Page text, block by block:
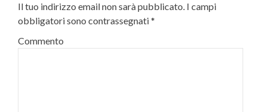
Il tuo indirizzo email non sarà pubblicato. I campi
obbligatori sono contrassegnati*
Commento